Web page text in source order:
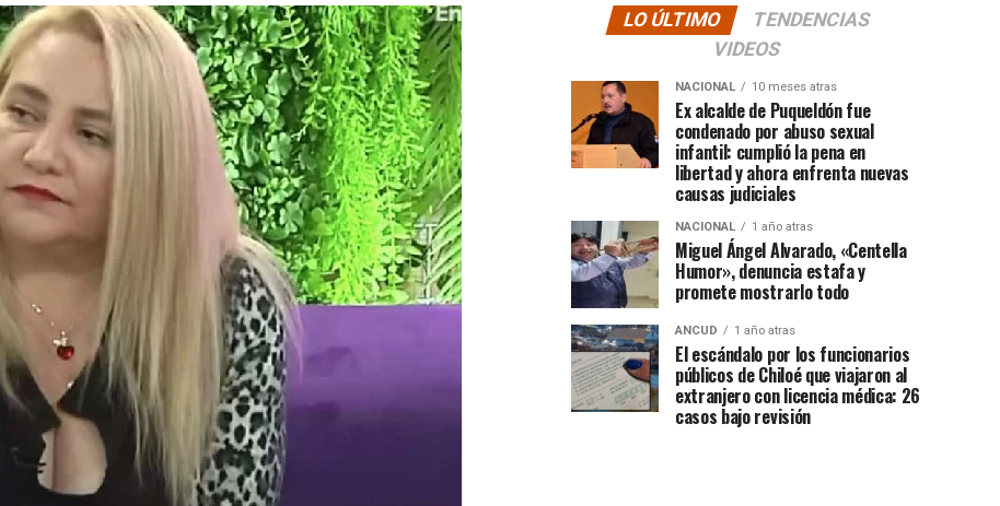
LO ÚLTIMO
TENDENCIAS
VIDEOS
NACIONAL 10 meses atras
Ex alcalde de Puqueldón fue
condenado por abuso sexual
infantil: cumplió la pena en
libertad y ahora enfrenta nuevas
causas judiciales
NACIONAL 1 año atras
Miguel Ángel Alvarado, «Centella
Humor», denuncia estafa y
promete mostrarlo todo
ANCUD 1 año atras
El escándalo por los funcionarios
públicos de Chiloé que viajaron al
extranjero con licencia médica: 26
casos bajo revisión